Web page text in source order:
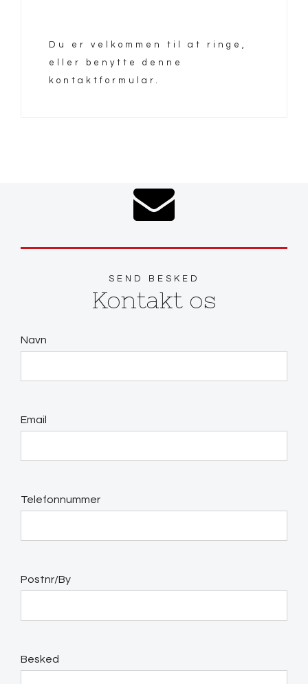
Du er velkommen til at ringe,
eller benytte denne
kontaktformular.
SEND BESKED
Kontakt os
Navn
Email
Telefonnummer
Postnr/By
Besked